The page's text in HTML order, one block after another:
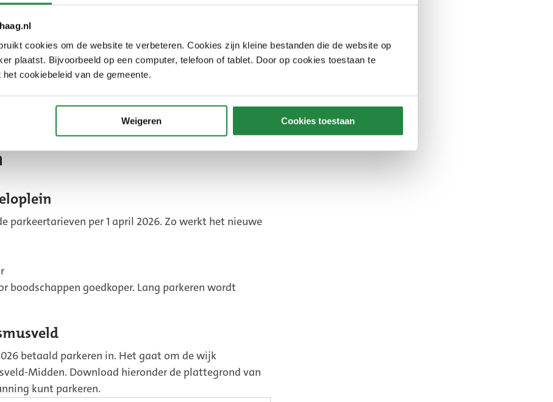
cookies om de website te verbeteren. Cookies zijn kleine bestanden die de website op
plaatst. Bijvoorbeeld op een computer, telefoon of tablet. Door op cookies toestaan te
cookiebeleid van de gemeente.
Weigeren Cookies toestaan
Leaflet|©OpenStreetMapcontributors, Kaartgegevens: ©PDOK
van gebieden waar u met een vergunning kunt
ziet u het nummer van de parkeerzone in dat
parkeertarieven per 1 april 2026. Zo werkt het nieuwe
boodschappen goedkoper. Lang parkeren wordt
betaald parkeren in. Het gaat om de wijk
Midden. Download hieronder de plattegrond van
kunt parkeren.